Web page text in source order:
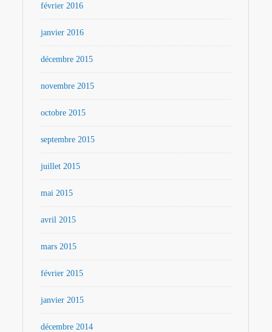
février 2016
janvier 2016
décembre 2015
novembre 2015
octobre 2015
septembre 2015
juillet 2015
mai 2015
avril 2015
mars 2015
février 2015
janvier 2015
décembre 2014